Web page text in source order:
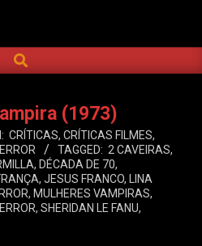
SEARCH
(1973)
CRÍTICAS, CRÍTICAS FILMES,
TAGGED: 2 CAVEIRAS,
, DÉCADA DE 70,
, JESUS FRANCO,
LINA
, MULHERES VAMPIRAS,
, SHERIDAN LE FANU,